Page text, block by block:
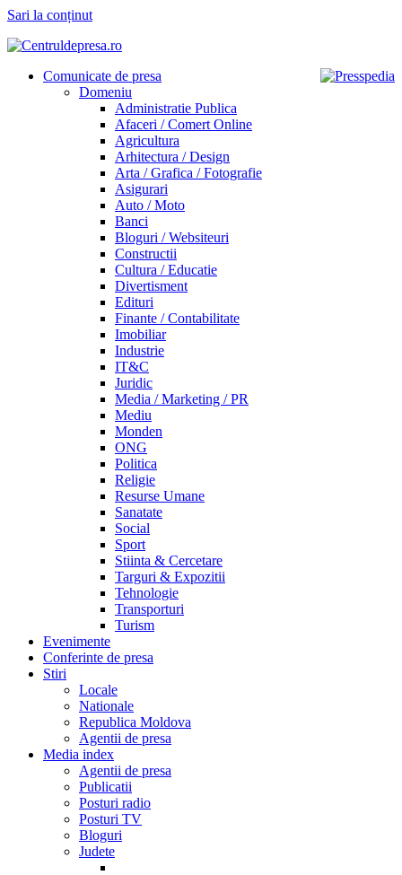
Sari la conținut
Comunicate de presa
Domeniu
Administratie Publica
Afaceri / Comert Online
Agricultura
Arhitectura / Design
Arta / Grafica / Fotografie
Asigurari
Auto / Moto
Banci
Bloguri / Websiteuri
Constructii
Cultura / Educatie
Divertisment
Edituri
Finante / Contabilitate
Imobiliar
Industrie
IT&C
Juridic
Media / Marketing / PR
Mediu
Monden
ONG
Politica
Religie
Resurse Umane
Sanatate
Social
Sport
Stiinta & Cercetare
Targuri & Expozitii
Tehnologie
Transporturi
Turism
Evenimente
Conferinte de presa
Stiri
Locale
Nationale
Republica Moldova
Agentii de presa
Media index
Agentii de presa
Publicatii
Posturi radio
Posturi TV
Bloguri
Judete